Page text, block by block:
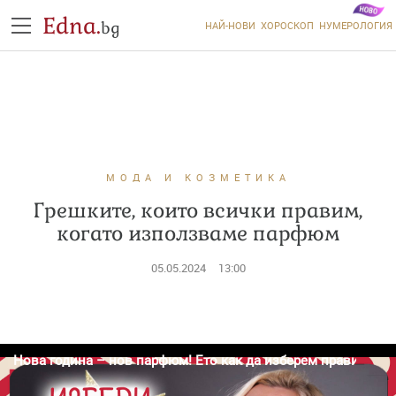
Edna.bg НАЙ-НОВИ ХОРОСКОП НУМЕРОЛОГИЯ
МОДА И КОЗМЕТИКА
Грешките, които всички правим,
когато използваме парфюм
05.05.2024 13:00